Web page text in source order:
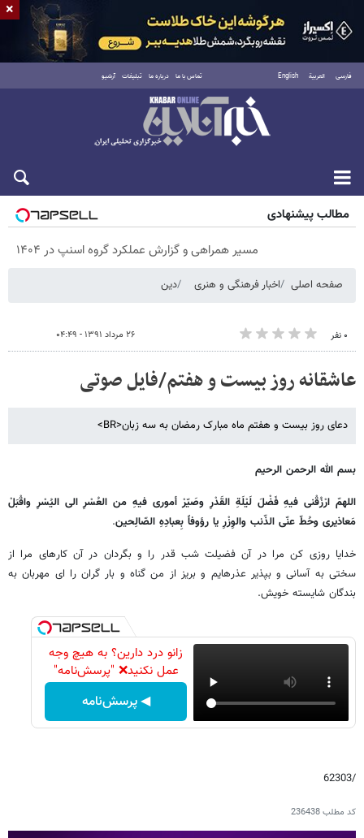
فارسی العربية English تماس با ما درباره ما تبلیغات آرشیو
پنجشنبه ۱۵ مرداد ۱۴۰۵
مطالب پیشنهادی
مسیر همراهی و گزارش عملکرد گروه اسنپ در ۱۴۰۴
صفحه اصلی اخبار فرهنگی و هنری دین
۰ نفر ۲۶ مرداد ۱۳۹۱ - ۰۴:۴۹
عاشقانه روز بیست و هفتم/فایل صوتی
دعاى روز بیست و هفتم ماه مبارک رمضان به سه زبان<BR>
بسم الله الرحمن الرحیم
اللهمّ ارْزُقْنی فیهِ فَضْلَ لَیْلَةِ القَدْرِ وصَیّرْ أموری فیهِ من العُسْرِ الى الیُسْرِ واقْبَلْ
مَعاذیری وحُطّ عنّی الذّنب والوِزْرِ یا رؤوفاً بِعبادِهِ الصّالِحین.
خدایا روزى کن مرا در آن فضیلت شب قدر را و بگردان در آن کارهاى مرا از
سختى به آسانى و بپذیر عذرهایم و بریز از من گناه و بار گران را اى مهربان به
بندگان شایسته خویش.
زانو درد دارین؟ به هیچ وجه
عمل نکنید❌ "پرسش‌نامه"
◀ پرسش‌نامه
/62303
کد مطلب236438
×